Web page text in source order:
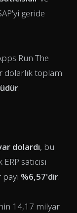
geride
Run The
dolarlık toplam
.
dolardı, bu
satıcısı
%6,57'dir.
14,17 milyar